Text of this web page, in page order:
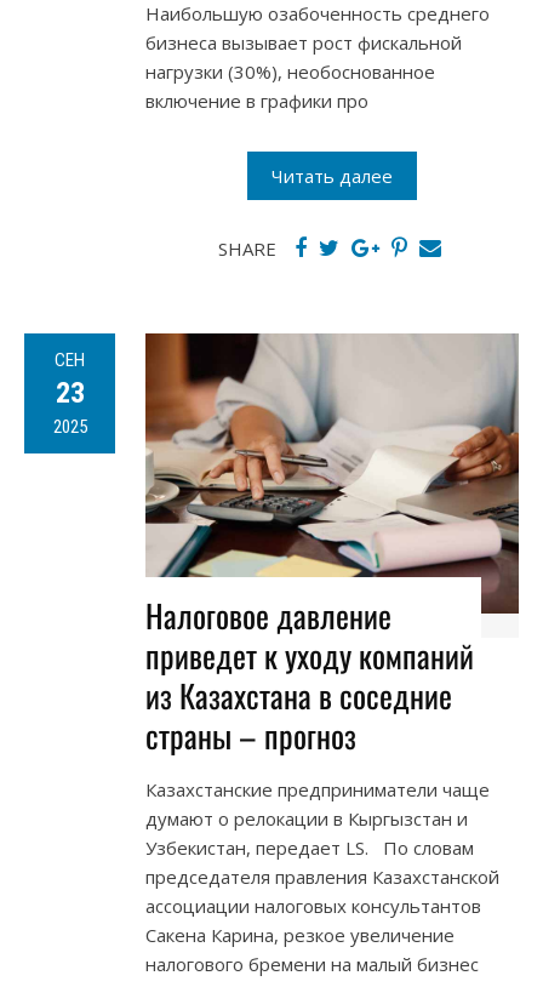
Наибольшую озабоченность среднего
бизнеса вызывает рост фискальной
нагрузки (30%), необоснованное
включение в графики про
Читать далее
SHARE
СЕН
23
2025
Налоговое давление
приведет к уходу компаний
из Казахстана в соседние
страны – прогноз
Казахстанские предприниматели чаще
думают о релокации в Кыргызстан и
Узбекистан, передает LS. По словам
председателя правления Казахстанской
ассоциации налоговых консультантов
Сакена Карина, резкое увеличение
налогового бремени на малый бизнес